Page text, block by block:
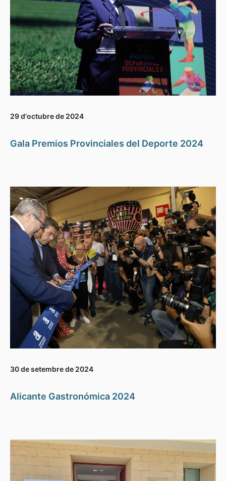
29 d'octubre de 2024
Gala Premios Provinciales del Deporte 2024
30 de setembre de 2024
Alicante Gastronómica 2024